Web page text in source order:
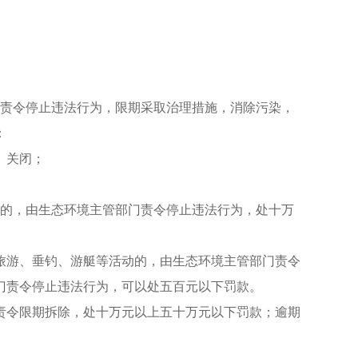
停止违法行为，限期采取治理措施，消除污染，
闭；
，由生态环境主管部门责令停止违法行为，处十万
、垂钓、游艇等活动的，由生态环境主管部门责令
令停止违法行为，可以处五百元以下罚款。
限期拆除，处十万元以上五十万元以下罚款；逾期